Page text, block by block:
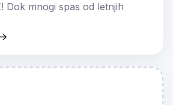
Dok mnogi spas od letnjih